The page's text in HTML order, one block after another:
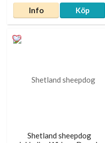
Info Köp
Shetland sheepdog